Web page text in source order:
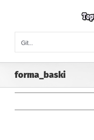
Git...
forma_baski